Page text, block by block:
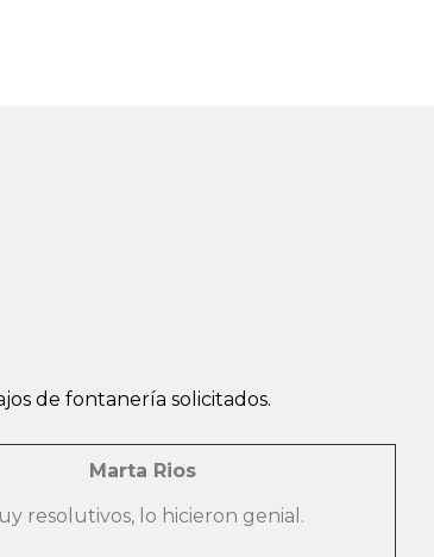
de fontanería solicitados.
Marta Rios
resolutivos, lo hicieron genial.